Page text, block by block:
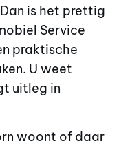
is het prettig
Service
praktische
U weet
uitleg in
woont of daar